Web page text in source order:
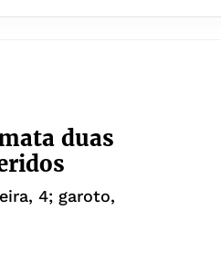
duas
4; garoto,